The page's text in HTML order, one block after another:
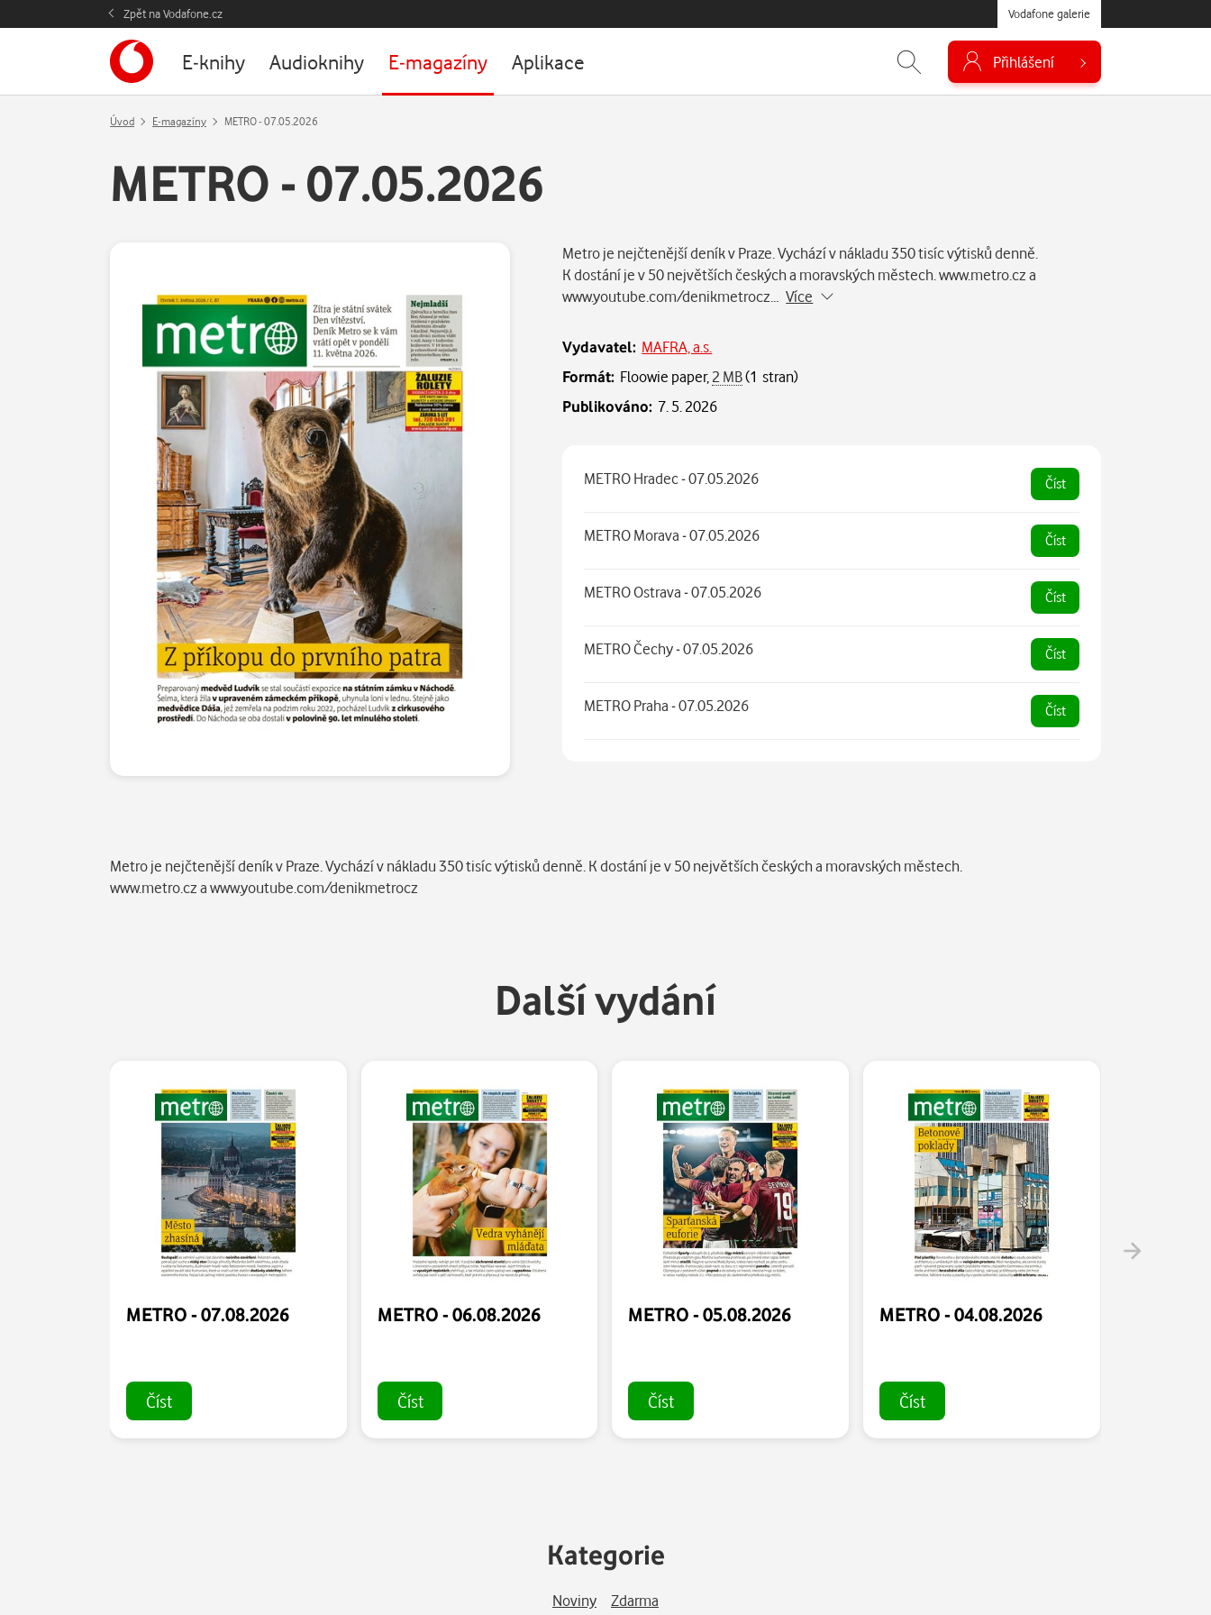
Zpět na Vodafone.cz Vodafone galerie
E-knihy Audioknihy E-magazíny Aplikace Přihlášení
Úvod E-magazíny METRO - 07.05.2026
METRO - 07.05.2026
Metro je nejčtenější deník v Praze. Vychází v nákladu 350 tisíc výtisků denně.
K dostání je v 50 největších českých a moravských městech. www.metro.cz a
www.youtube.com/denikmetrocz…Více
Vydavatel: MAFRA, a.s.
Formát: Floowie paper, 2 MB(1 stran)
Publikováno: 7. 5. 2026
METRO Hradec - 07.05.2026 Číst
METRO Morava - 07.05.2026 Číst
METRO Ostrava - 07.05.2026 Číst
METRO Čechy - 07.05.2026 Číst
METRO Praha - 07.05.2026 Číst
Metro je nejčtenější deník v Praze. Vychází v nákladu 350 tisíc výtisků denně. K dostání je v 50 největších českých a moravských městech.
www.metro.cz a www.youtube.com/denikmetrocz
Další vydání
METRO - 07.08.2026
Číst
METRO - 06.08.2026
Číst
METRO - 05.08.2026
Číst
METRO - 04.08.2026
Číst
Kategorie
Noviny Zdarma